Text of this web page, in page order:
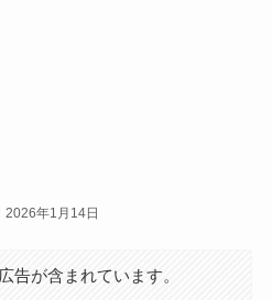
2026年1月14日
告が含まれています。